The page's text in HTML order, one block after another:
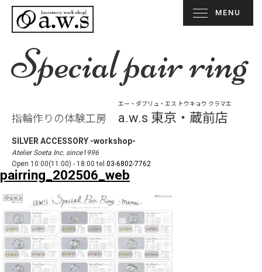
Special pair ring
指輪作りの体験工房
エー・ダブリュ・エス トウキョウ クラマエ
a.w.s 東京・蔵前店
SILVER ACCESSORY -workshop-
Atelier Soeta Inc. since1996
Open 10:00(11:00) - 18:00 tel.03-6802-7762
MENU
pairring_202506_web